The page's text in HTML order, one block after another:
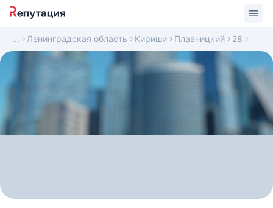
Ленинградская область Кириши Плавницкий 28